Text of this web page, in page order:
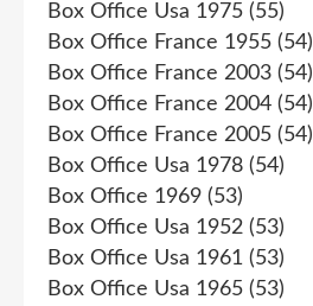
Box Office Usa 1975 (55)
Box Office France 1955 (54)
Box Office France 2003 (54)
Box Office France 2004 (54)
Box Office France 2005 (54)
Box Office Usa 1978 (54)
Box Office 1969 (53)
Box Office Usa 1952 (53)
Box Office Usa 1961 (53)
Box Office Usa 1965 (53)